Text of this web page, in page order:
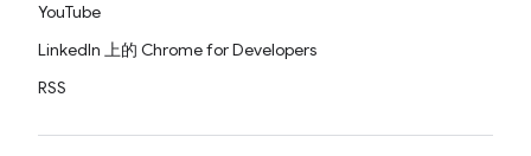
YouTube
LinkedIn 上的 Chrome for Developers
RSS